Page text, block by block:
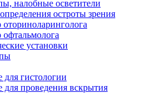
налобные осветители
остроты зрения
оториноларинголога
офтальмолога
установки
для гистологии
для проведения вскрытия